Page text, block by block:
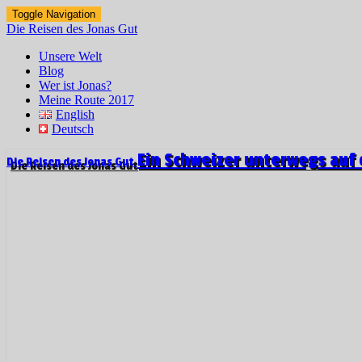
Toggle Navigation
Die Reisen des Jonas Gut
Unsere Welt
Blog
Wer ist Jonas?
Meine Route 2017
English
Deutsch
Die Reisen des Jonas Gut Ein Schweizer unterwegs auf